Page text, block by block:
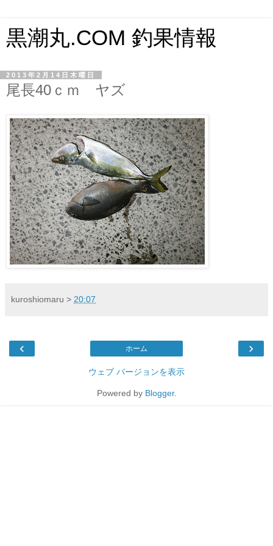
黒潮丸.COM 釣果情報
2013年2月14日木曜日
尾長40ｃｍ ヤズ
kuroshiomaru > 20:07
‹ ›
ホーム
ウェブ バージョンを表示
Powered by Blogger.